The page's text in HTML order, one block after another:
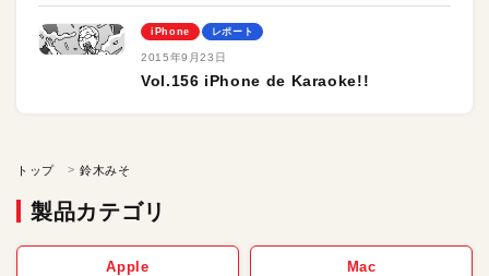
iPhone レポート
2015年9月23日
Vol.156 iPhone de Karaoke!!
トップ 鈴木みそ
製品カテゴリ
Apple Mac